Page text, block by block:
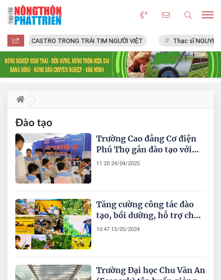
FIDEL CASTRO TRONG TRÁI TIM NGƯỜI VIỆT Thạc sĩ NGUYỄN
Đào tạo
Trường Cao đẳng Cơ điện
Phú Thọ gắn đào tạo với
thị trường lao động thông
11:20 24/04/2025
Tăng cường công tác đào
tạo, bồi dưỡng, hỗ trợ cho
nông dân, thúc đẩy quá
10:47 13/05/2024
Trường Đại học Chu Văn An